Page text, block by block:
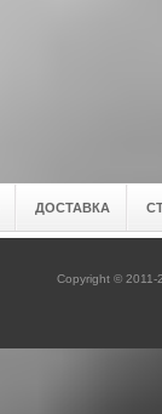
ДОСТАВКА
Copyright © 2011-